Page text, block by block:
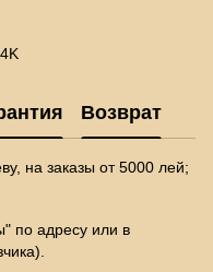
Возврат
на заказы от 5000 лей;
по адресу или в